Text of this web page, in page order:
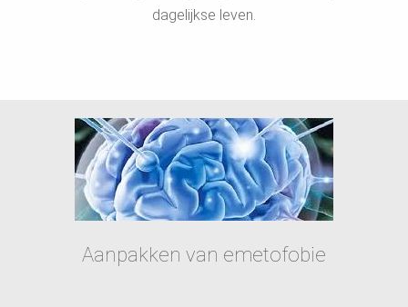
dagelijkse leven.
Aanpakken van emetofobie